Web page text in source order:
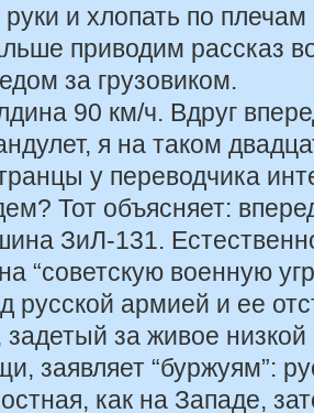
и хлопать по
приводим рассказ
за грузовиком.
90 км/ч. Вдруг
я на таком
у переводчика
Тот объясняет:
ЗиЛ-131.
“советскую военную
русской армией и ее
за живое
заявляет “буржуям”:
как на Западе,